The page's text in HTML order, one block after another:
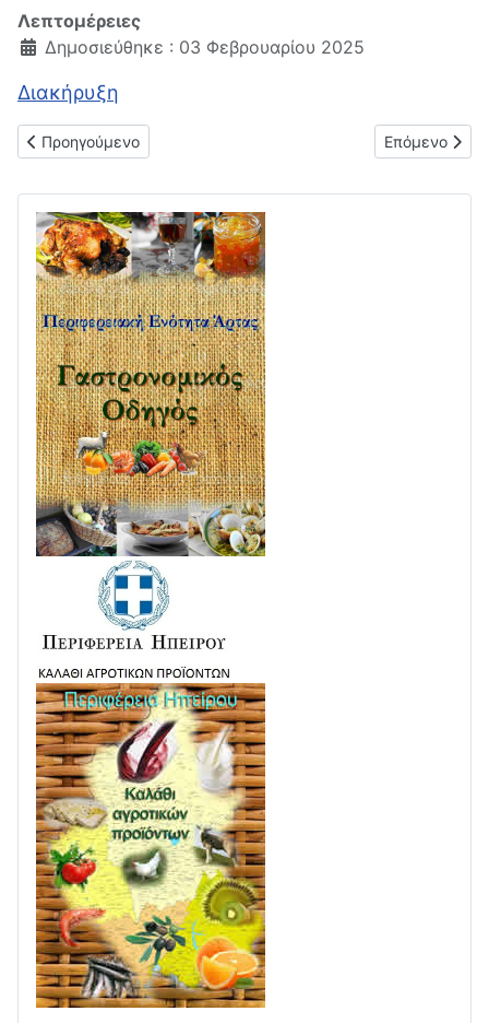
Λεπτομέρειες
Δημοσιεύθηκε : 03 Φεβρουαρίου 2025
Διακήρυξη
Προηγούμενο άρθρο: Ανοικτή διαδικασία για την επιλογή
Προηγούμενο Επόμενο
Επόμενο